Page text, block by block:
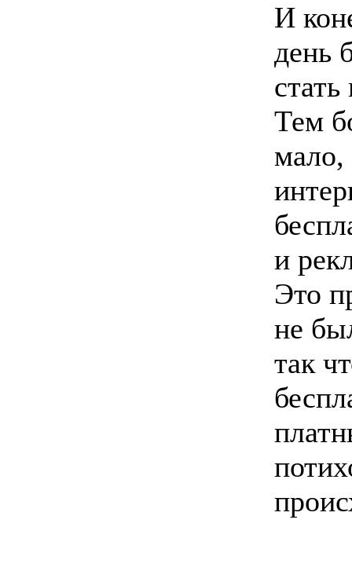
И
день
Тем
мало,
и
Это
не
так